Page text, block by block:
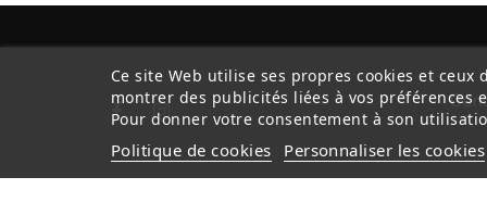
Ce site Web utilise ses propres cookies et
montrer des publicités liées à vos préférences
Pour donner votre consentement à son
Politique de cookies Personnaliser les cookies